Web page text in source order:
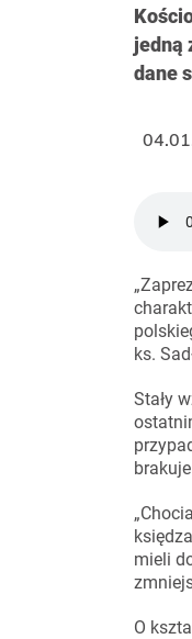
jedną
dane
ks.
Stały
mieli
O